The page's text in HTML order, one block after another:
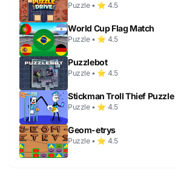
Puzzle • ⭐ 4.5
World Cup Flag Match
Puzzle • ⭐ 4.5
Puzzlebot
Puzzle • ⭐ 4.5
Stickman Troll Thief Puzzle
Puzzle • ⭐ 4.5
Geom-etrys
Puzzle • ⭐ 4.5